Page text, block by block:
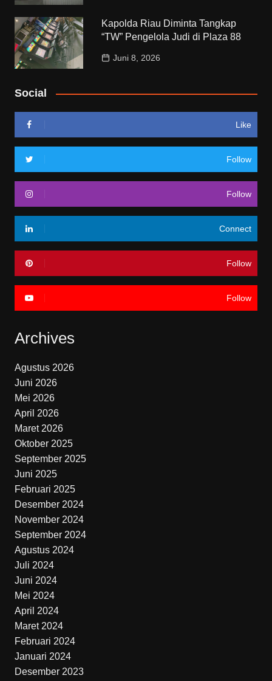
Kapolda Riau Diminta Tangkap
“TW” Pengelola Judi di Plaza 88
Juni 8, 2026
Social
Like
Follow
Follow
Connect
Follow
Follow
Archives
Agustus 2026
Juni 2026
Mei 2026
April 2026
Maret 2026
Oktober 2025
September 2025
Juni 2025
Februari 2025
Desember 2024
November 2024
September 2024
Agustus 2024
Juli 2024
Juni 2024
Mei 2024
April 2024
Maret 2024
Februari 2024
Januari 2024
Desember 2023